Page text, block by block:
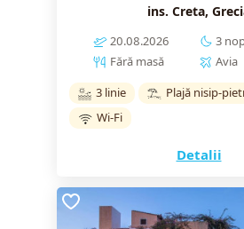
ins. Creta,
20.08.2026
3
Fără masă
Avia
3 linie
Plajă nisip-
Wi-Fi
Detalii